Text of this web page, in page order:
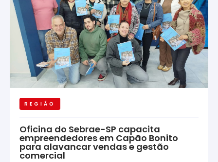
REGIÃO
Oficina do Sebrae-SP capacita
empreendedores em Capão Bonito
para alavancar vendas e gestão
comercial